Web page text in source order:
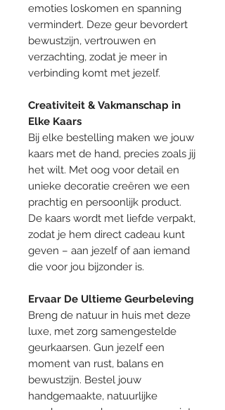
emoties loskomen en spanning
vermindert. Deze geur bevordert
bewustzijn, vertrouwen en
verzachting, zodat je meer in
verbinding komt met jezelf.
Creativiteit & Vakmanschap in
Elke Kaars
Bij elke bestelling maken we jouw
kaars met de hand, precies zoals jij
het wilt. Met oog voor detail en
unieke decoratie creëren we een
prachtig en persoonlijk product.
De kaars wordt met liefde verpakt,
zodat je hem direct cadeau kunt
geven – aan jezelf of aan iemand
die voor jou bijzonder is.
Ervaar De Ultieme Geurbeleving
Breng de natuur in huis met deze
luxe, met zorg samengestelde
geurkaarsen. Gun jezelf een
moment van rust, balans en
bewustzijn. Bestel jouw
handgemaakte, natuurlijke